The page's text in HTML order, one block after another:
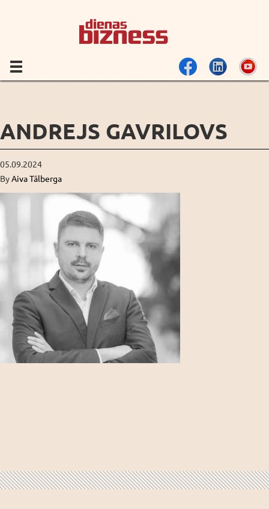
ANDREJS GAVRILOVS
05.09.2024
ByAiva Tālberga